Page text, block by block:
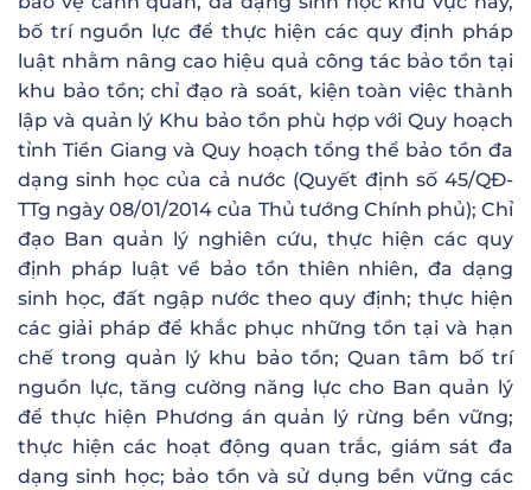
bố trí nguồn lực để thực hiện các quy định pháp
luật nhằm nâng cao hiệu quả công tác bảo tồn tại
khu bảo tồn; chỉ đạo rà soát, kiện toàn việc thành
lập và quản lý Khu bảo tồn phù hợp với Quy hoạch
tỉnh Tiền Giang và Quy hoạch tổng thể bảo tồn đa
dạng sinh học của cả nước (Quyết định số 45/QĐ-
TTg ngày 08/01/2014 của Thủ tướng Chính phủ); Chỉ
đạo Ban quản lý nghiên cứu, thực hiện các quy
định pháp luật về bảo tồn thiên nhiên, đa dạng
sinh học, đất ngập nước theo quy định; thực hiện
các giải pháp để khắc phục những tồn tại và hạn
chế trong quản lý khu bảo tồn; Quan tâm bố trí
nguồn lực, tăng cường năng lực cho Ban quản lý
để thực hiện Phương án quản lý rừng bền vững;
thực hiện các hoạt động quan trắc, giám sát đa
dạng sinh học; bảo tồn và sử dụng bền vững các